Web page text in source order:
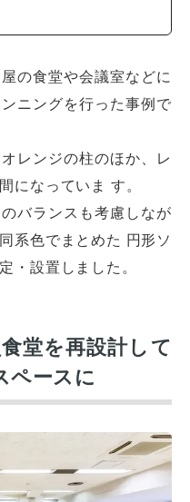
の食堂や会議室などに
ニングを行った事例で
レンジの柱のほか、レ
になっていま す。
バランスも考慮しなが
系色でまとめた 円形ソ
・設置しました。
堂を再設計して
ペースに